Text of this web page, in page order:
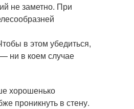
не заметно. При
в этом убедиться,
ни в коем случае
хорошенько
проникнуть в стену.